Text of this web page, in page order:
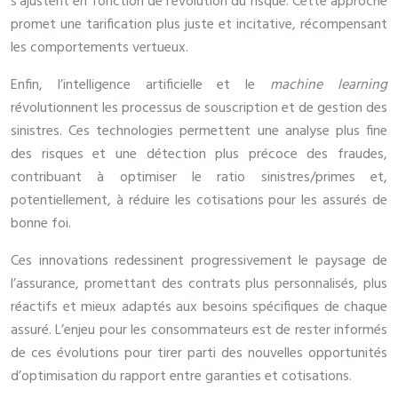
promet une tarification plus juste et incitative, récompensant
les comportements vertueux.
Enfin, l’intelligence artificielle et le machine learning
révolutionnent les processus de souscription et de gestion des
sinistres. Ces technologies permettent une analyse plus fine
des risques et une détection plus précoce des fraudes,
contribuant à optimiser le ratio sinistres/primes et,
potentiellement, à réduire les cotisations pour les assurés de
bonne foi.
Ces innovations redessinent progressivement le paysage de
l’assurance, promettant des contrats plus personnalisés, plus
réactifs et mieux adaptés aux besoins spécifiques de chaque
assuré. L’enjeu pour les consommateurs est de rester informés
de ces évolutions pour tirer parti des nouvelles opportunités
d’optimisation du rapport entre garanties et cotisations.